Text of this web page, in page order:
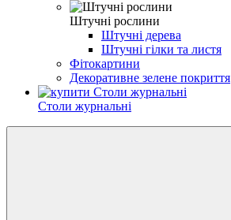
Штучні рослини
Штучні дерева
Штучні гілки та листя
Фітокартини
Декоративне зелене покриття
Столи журнальні